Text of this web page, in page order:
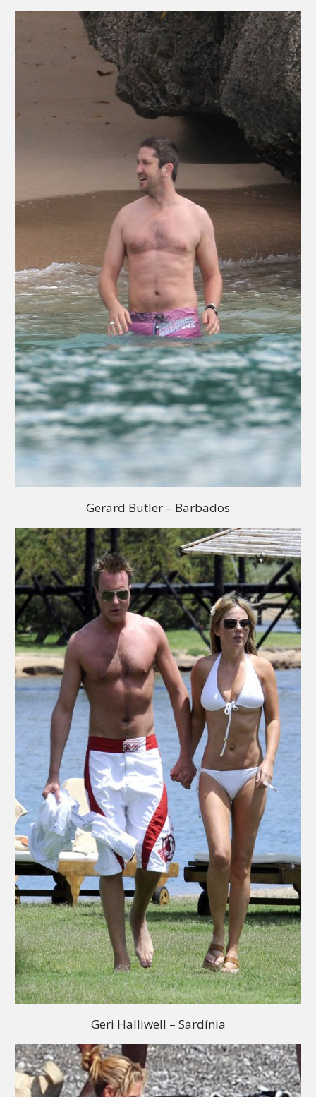
Gerard Butler – Barbados
Geri Halliwell – Sardínia